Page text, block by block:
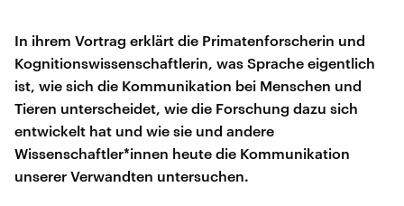
In ihrem Vortrag erklärt die Primatenforscherin und
Kognitionswissenschaftlerin, was Sprache eigentlich
ist, wie sich die Kommunikation bei Menschen und
Tieren unterscheidet, wie die Forschung dazu sich
entwickelt hat und wie sie und andere
Wissenschaftler*innen heute die Kommunikation
unserer Verwandten untersuchen.